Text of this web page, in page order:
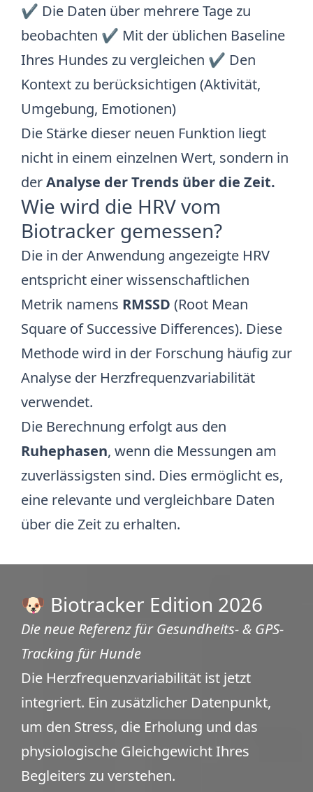
✔️ Die Daten über mehrere Tage zu
beobachten ✔️ Mit der üblichen Baseline
Ihres Hundes zu vergleichen ✔️ Den
Kontext zu berücksichtigen (Aktivität,
Umgebung, Emotionen)
Die Stärke dieser neuen Funktion liegt
nicht in einem einzelnen Wert, sondern in
derAnalyse der Trends über die Zeit.
Wie wird die HRV vom
Biotracker gemessen?
Die in der Anwendung angezeigte HRV
entspricht einer wissenschaftlichen
Metrik namens RMSSD (Root Mean
Square of Successive Differences). Diese
Methode wird in der Forschung häufig zur
Analyse der Herzfrequenzvariabilität
verwendet.
Die Berechnung erfolgt aus den
Ruhephasen, wenn die Messungen am
zuverlässigsten sind. Dies ermöglicht es,
eine relevante und vergleichbare Daten
über die Zeit zu erhalten.
🐶 Biotracker Edition 2026
Die neue Referenz für Gesundheits- & GPS-
Tracking für Hunde
Die Herzfrequenzvariabilität ist jetzt
integriert. Ein zusätzlicher Datenpunkt,
um den Stress, die Erholung und das
physiologische Gleichgewicht Ihres
Begleiters zu verstehen.